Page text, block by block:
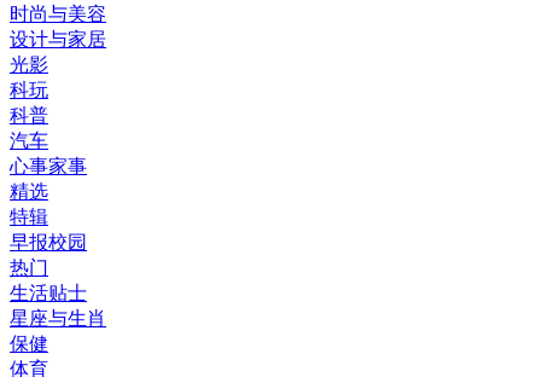
时尚与美容
设计与家居
光影
科玩
科普
汽车
心事家事
精选
特辑
早报校园
热门
生活贴士
星座与生肖
保健
体育